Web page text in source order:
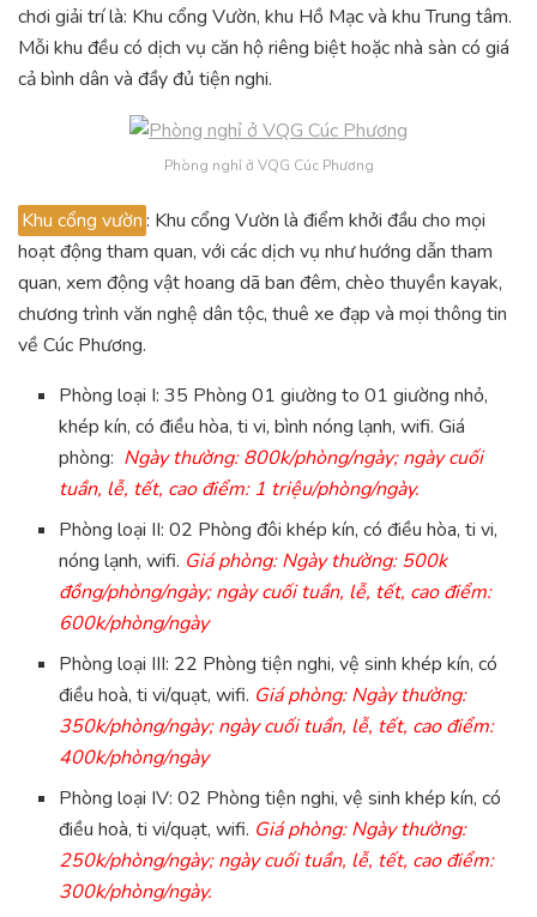
chơi giải trí là: Khu cổng Vườn, khu Hồ Mạc và khu Trung tâm.
Mỗi khu đều có dịch vụ căn hộ riêng biệt hoặc nhà sàn có giá
cả bình dân và đầy đủ tiện nghi.
Phòng nghỉ ở VQG Cúc Phương
Khu cổng vườn: Khu cổng Vườn là điểm khởi đầu cho mọi
hoạt động tham quan, với các dịch vụ như hướng dẫn tham
quan, xem động vật hoang dã ban đêm, chèo thuyền kayak,
chương trình văn nghệ dân tộc, thuê xe đạp và mọi thông tin
về Cúc Phương.
Phòng loại I: 35 Phòng 01 giường to 01 giường nhỏ,
khép kín, có điều hòa, ti vi, bình nóng lạnh, wifi. Giá
phòng: Ngày thường: 800k/phòng/ngày; ngày cuối
tuần, lễ, tết, cao điểm: 1 triệu/phòng/ngày.
Phòng loại II: 02 Phòng đôi khép kín, có điều hòa, ti vi,
nóng lạnh, wifi. Giá phòng: Ngày thường: 500k
đồng/phòng/ngày; ngày cuối tuần, lễ, tết, cao điểm:
600k/phòng/ngày
Phòng loại III: 22 Phòng tiện nghi, vệ sinh khép kín, có
điều hoà, ti vi/quạt, wifi. Giá phòng: Ngày thường:
350k/phòng/ngày; ngày cuối tuần, lễ, tết, cao điểm:
400k/phòng/ngày
Phòng loại IV: 02 Phòng tiện nghi, vệ sinh khép kín, có
điều hoà, ti vi/quạt, wifi. Giá phòng: Ngày thường:
250k/phòng/ngày; ngày cuối tuần, lễ, tết, cao điểm:
300k/phòng/ngày.